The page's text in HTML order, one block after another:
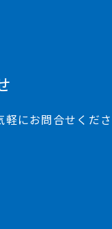
にお問合せくださ